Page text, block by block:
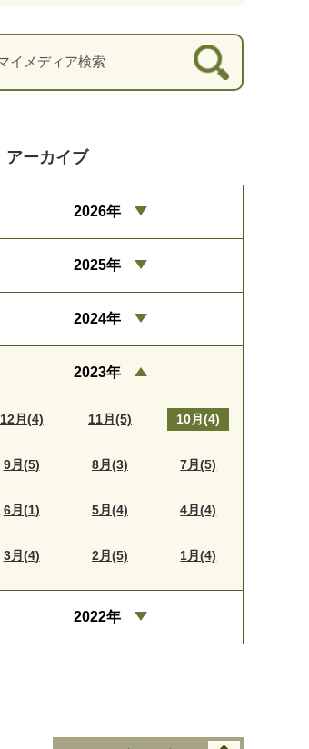
アーカイブ
2026年
2025年
2024年
2023年
12月(4) 11月(5) 10月(4)
9月(5) 8月(3) 7月(5)
6月(1) 5月(4) 4月(4)
3月(4) 2月(5) 1月(4)
2022年